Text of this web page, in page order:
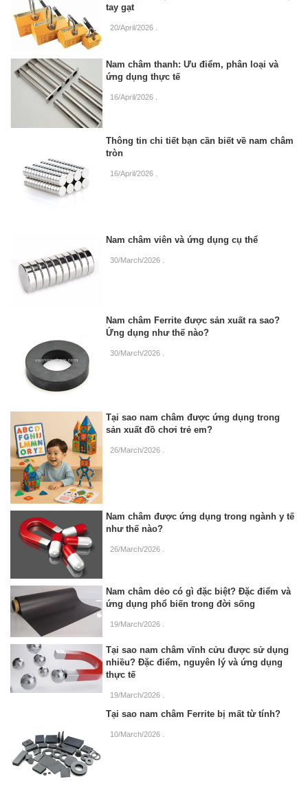
tay gạt
20/April/2026
Nam châm thanh: Ưu điểm, phân loại và
ứng dụng thực tế
16/April/2026
Thông tin chi tiết bạn cần biết về nam châm
tròn
16/April/2026
Nam châm viên và ứng dụng cụ thể
30/March/2026
Nam châm Ferrite được sản xuất ra sao?
Ứng dụng như thế nào?
30/March/2026
Tại sao nam châm được ứng dụng trong
sản xuất đồ chơi trẻ em?
26/March/2026
Nam châm được ứng dụng trong ngành y tế
như thế nào?
26/March/2026 .
Nam châm dẻo có gì đặc biệt? Đặc điểm và
ứng dụng phổ biến trong đời sống
19/March/2026 .
Tại sao nam châm vĩnh cửu được sử dụng
nhiều? Đặc điểm, nguyên lý và ứng dụng
thực tế
19/March/2026 .
Tại sao nam châm Ferrite bị mất từ tính?
10/March/2026 .